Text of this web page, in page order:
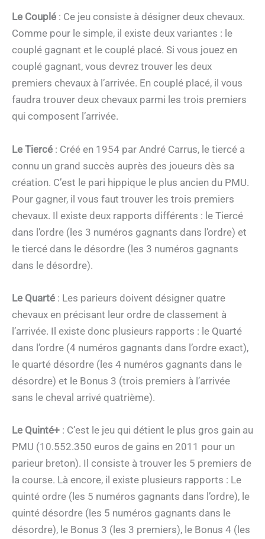
Le Couplé : Ce jeu consiste à désigner deux chevaux.
Comme pour le simple, il existe deux variantes : le
couplé gagnant et le couplé placé. Si vous jouez en
couplé gagnant, vous devrez trouver les deux
premiers chevaux à l’arrivée. En couplé placé, il vous
faudra trouver deux chevaux parmi les trois premiers
qui composent l’arrivée.
Le Tiercé : Créé en 1954 par André Carrus, le tiercé a
connu un grand succès auprès des joueurs dès sa
création. C’est le pari hippique le plus ancien du PMU.
Pour gagner, il vous faut trouver les trois premiers
chevaux. Il existe deux rapports différents : le Tiercé
dans l’ordre (les 3 numéros gagnants dans l’ordre) et
le tiercé dans le désordre (les 3 numéros gagnants
dans le désordre).
Le Quarté : Les parieurs doivent désigner quatre
chevaux en précisant leur ordre de classement à
l’arrivée. Il existe donc plusieurs rapports : le Quarté
dans l’ordre (4 numéros gagnants dans l’ordre exact),
le quarté désordre (les 4 numéros gagnants dans le
désordre) et le Bonus 3 (trois premiers à l’arrivée
sans le cheval arrivé quatrième).
Le Quinté+ : C’est le jeu qui détient le plus gros gain au
PMU (10.552.350 euros de gains en 2011 pour un
parieur breton). Il consiste à trouver les 5 premiers de
la course. Là encore, il existe plusieurs rapports : Le
quinté ordre (les 5 numéros gagnants dans l’ordre), le
quinté désordre (les 5 numéros gagnants dans le
désordre), le Bonus 3 (les 3 premiers), le Bonus 4 (les